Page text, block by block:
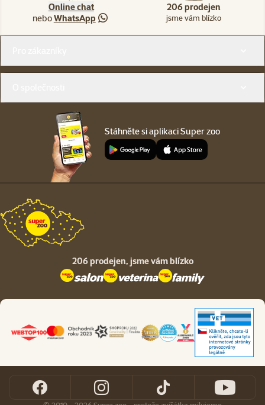
Online chat
neboWhatsApp
206 prodejen
jsme vám blízko
Stáhněte si aplikaci Super zoo
206 prodejen, jsme vám blízko